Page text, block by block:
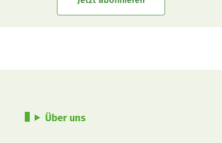
Über uns